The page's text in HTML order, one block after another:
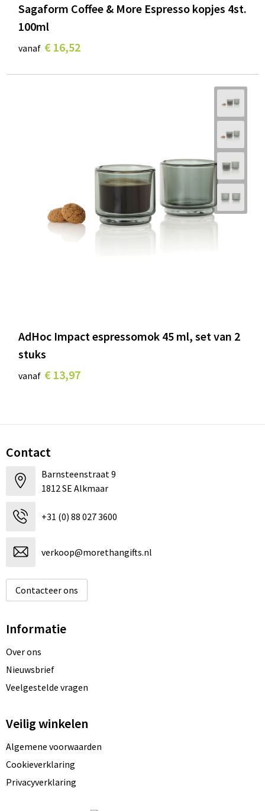
Sagaform Coffee & More Espresso kopjes 4st.
100ml
vanaf € 16,52
AdHoc Impact espressomok 45 ml, set van 2
stuks
vanaf € 13,97
Contact
Barnsteenstraat 9
1812 SE Alkmaar
+31 (0) 88 027 3600
verkoop@morethangifts.nl
Contacteer ons
Informatie
Over ons
Nieuwsbrief
Veelgestelde vragen
Veilig winkelen
Algemene voorwaarden
Cookieverklaring
Privacyverklaring